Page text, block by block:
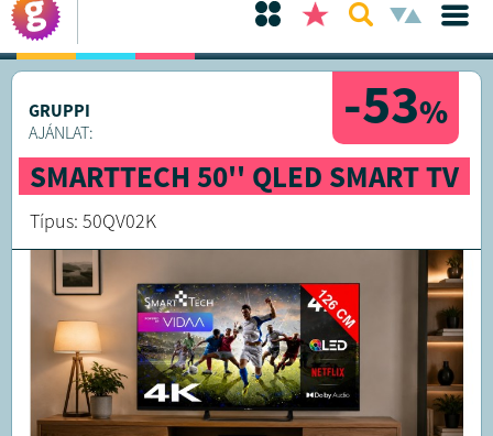
-53%
GRUPPI
AJÁNLAT:
SMARTTECH 50'' QLED SMART TV
Típus: 50QV02K